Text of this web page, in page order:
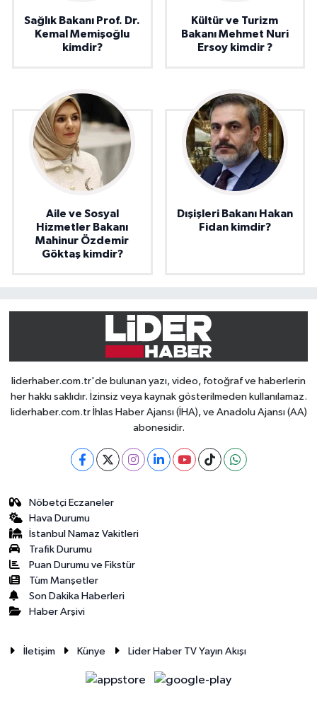
Sağlık Bakanı Prof. Dr.
Kemal Memişoğlu
kimdir?
Kültür ve Turizm
Bakanı Mehmet Nuri
Ersoy kimdir ?
Aile ve Sosyal
Hizmetler Bakanı
Mahinur Özdemir
Göktaş kimdir?
Dışişleri Bakanı Hakan
Fidan kimdir?
liderhaber.com.tr'de bulunan yazı, video, fotoğraf ve haberlerin
her hakkı saklıdır. İzinsiz veya kaynak gösterilmeden kullanılamaz.
liderhaber.com.tr İhlas Haber Ajansı (İHA), ve Anadolu Ajansı (AA)
abonesidir.
Nöbetçi Eczaneler
Hava Durumu
İstanbul Namaz Vakitleri
Trafik Durumu
Puan Durumu ve Fikstür
Tüm Manşetler
Son Dakika Haberleri
Haber Arşivi
İletişim Künye Lider Haber TV Yayın Akışı